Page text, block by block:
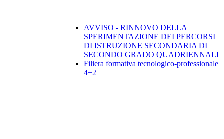
AVVISO - RINNOVO DELLA
SPERIMENTAZIONE DEI PERCORSI
DI ISTRUZIONE SECONDARIA DI
SECONDO GRADO QUADRIENNALI
Filiera formativa tecnologico-professionale
4+2